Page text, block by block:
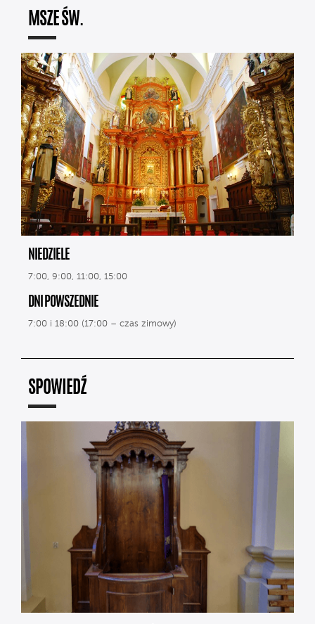
MSZE ŚW.
NIEDZIELE
7:00, 9:00, 11:00, 15:00
DNI POWSZEDNIE
7:00 i 18:00 (17:00 – czas zimowy)
SPOWIEDŹ